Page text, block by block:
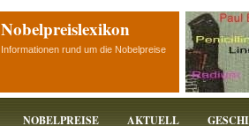
Nobelpreislexikon
Informationen rund um die Nobelpreise
NOBELPREISE AKTUELL